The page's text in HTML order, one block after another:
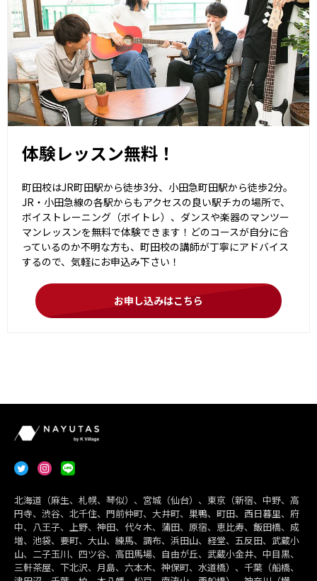
体験レッスン無料！
町田校はJR町田駅から徒歩3分、小田急町田駅から徒歩2分。
JR・小田急線の各駅からもアクセスの良い駅チカの場所で、
ボイストレーニング（ボイトレ）、ダンスや楽器のマンツー
マンレッスンを無料で体験できます！どのコースが自分に合
っているのか不明な方も、町田校の講師が丁寧にアドバイス
するので、気軽にお申込み下さい！
お申し込みはこちら
北海道（麻生、札幌、琴似）、宮城（仙台）、東京（新宿、中野、高
円寺、渋谷、北千住、門前仲町、大井町、巣鴨、町田、西日暮里、府
中、八王子、上野、神田、代々木、蒲田、原宿、恵比寿、飯田橋、成
増、池袋、要町、大山、練馬、調布、浜田山、経堂、五反田、武蔵小
山、二子玉川、四ツ谷、高田馬場、自由が丘、武蔵小金井、中目黒、
三軒茶屋、下北沢、月島、六本木、神保町、水道橋）、千葉（船橋、